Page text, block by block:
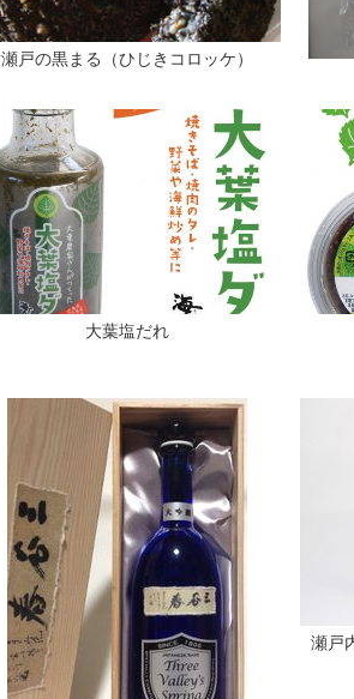
瀬戸の黒まる（ひじきコロッケ）
大葉塩だれ
瀬戸